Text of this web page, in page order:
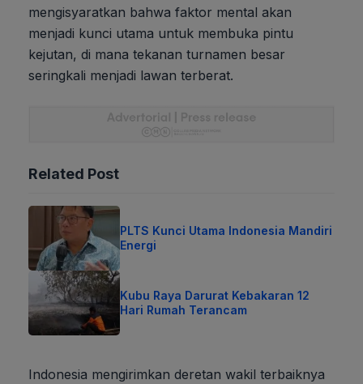
mengisyaratkan bahwa faktor mental akan
menjadi kunci utama untuk membuka pintu
kejutan, di mana tekanan turnamen besar
seringkali menjadi lawan terberat.
Related Post
PLTS Kunci Utama Indonesia Mandiri
Energi
Kubu Raya Darurat Kebakaran 12
Hari Rumah Terancam
Indonesia mengirimkan deretan wakil terbaiknya